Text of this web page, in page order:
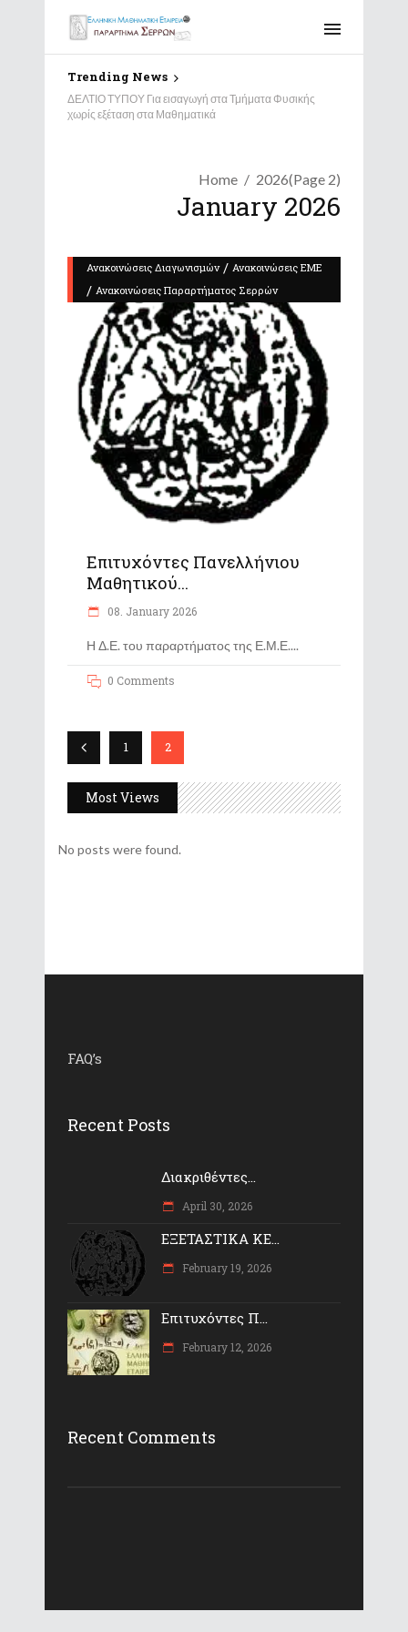
Trending News
ΔΕΛΤΙΟ ΤΥΠΟΥ Για εισαγωγή στα Τμήματα Φυσικής
χωρίς εξέταση στα Μαθηματικά
Home 2026(Page 2)
January 2026
Ανακοινώσεις Διαγωνισμών/ Ανακοινώσεις ΕΜΕ
/ Ανακοινώσεις Παραρτήματος Σερρών
Επιτυχόντες Πανελλήνιου
Μαθητικού...
08. January 2026
Η Δ.Ε. του παραρτήματος της Ε.Μ.Ε.
0 Comments
1 2
Most Views
No posts were found.
FAQ’s
Recent Posts
Διακριθέντες...
April 30, 2026
ΕΞΕΤΑΣΤΙΚΑ ΚΕ...
February 19, 2026
Επιτυχόντες Π...
February 12, 2026
Recent Comments